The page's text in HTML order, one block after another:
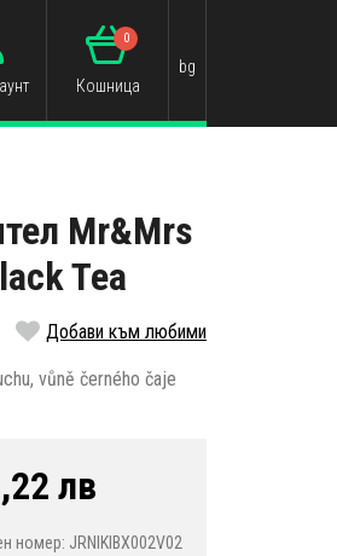
Кошница
0
bg
Mr&Mrs
Tea
Добави към любими
vůně černého čaje
лв
номер: JRNIKIBX002V02